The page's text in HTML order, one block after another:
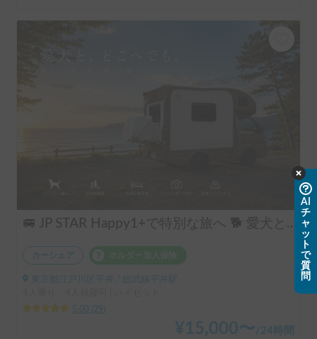
🚐 JP STAR Happy1+で特別な旅へ 🐕 愛犬と一緒に、夫婦旅・ソロキャン・音楽フェスを楽しもう♪
カーシェア
東京都江戸川区平井, ' 総武線平井駅
5.00
29
¥ 15,000〜 /24時間
AI
チ
ャ
ッ
ト
で
質
問